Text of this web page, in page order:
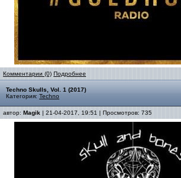
Комментарии (0) Подробнее
Techno Skulls, Vol. 1 (2017)
Категория: Techno
автор: Magik | 21-04-2017, 19:51 | Просмотров: 735